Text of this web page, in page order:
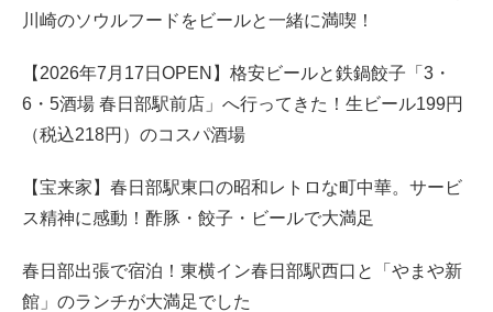
川崎のソウルフードをビールと一緒に満喫！
【2026年7月17日OPEN】格安ビールと鉄鍋餃子「3・
6・5酒場 春日部駅前店」へ行ってきた！生ビール199円
（税込218円）のコスパ酒場
【宝来家】春日部駅東口の昭和レトロな町中華。サービ
ス精神に感動！酢豚・餃子・ビールで大満足
春日部出張で宿泊！東横イン春日部駅西口と「やまや新
館」のランチが大満足でした